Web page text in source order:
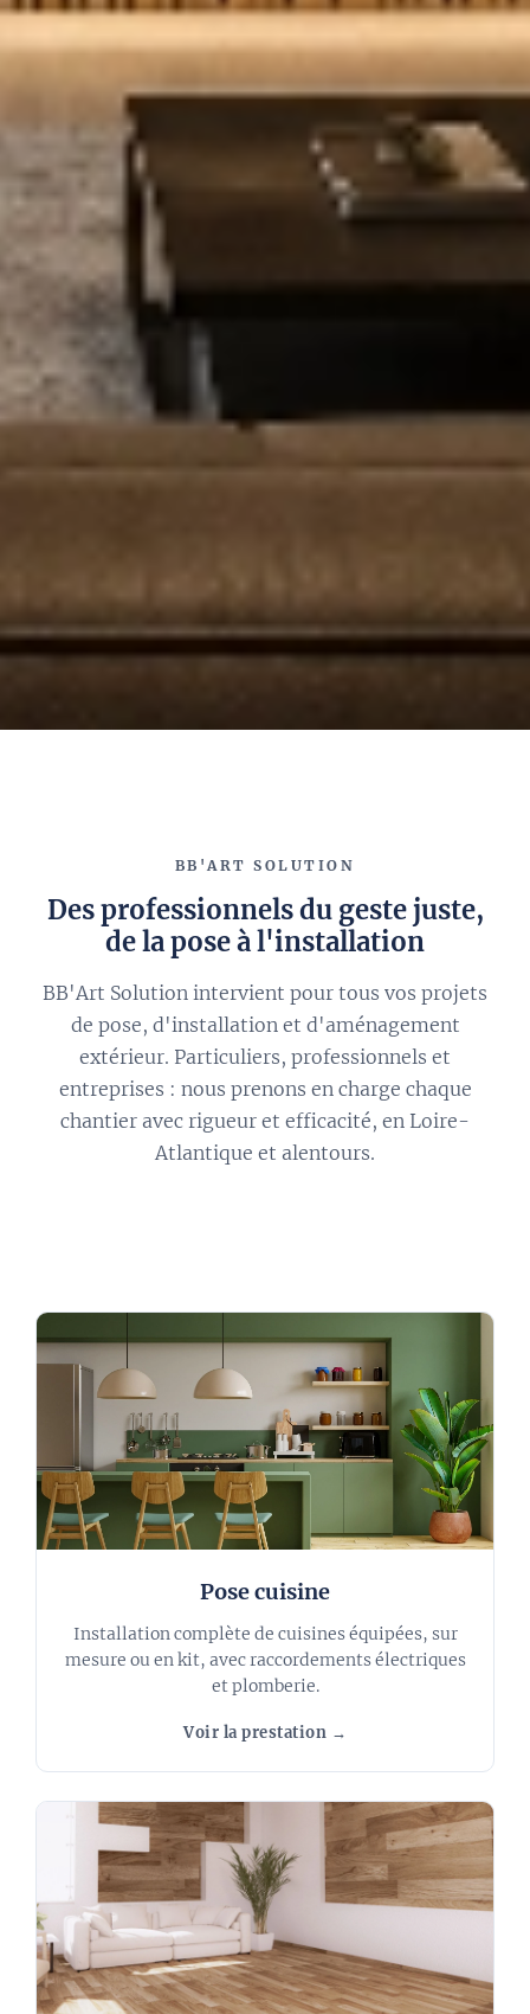
BB'ART SOLUTION
Des professionnels du geste juste,
de la pose à l'installation
BB'Art Solution intervient pour tous vos projets
de pose, d'installation et d'aménagement
extérieur. Particuliers, professionnels et
entreprises : nous prenons en charge chaque
chantier avec rigueur et efficacité, en Loire-
Atlantique et alentours.
Pose cuisine
Installation complète de cuisines équipées, sur
mesure ou en kit, avec raccordements électriques
et plomberie.
Voir la prestation →